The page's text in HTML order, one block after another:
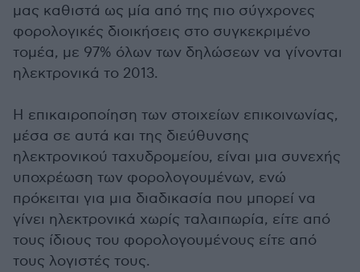
μας καθιστά ως μία από της πιο σύγχρονες
φορολογικές διοικήσεις στο συγκεκριμένο
τομέα, με 97% όλων των δηλώσεων να γίνονται
ηλεκτρονικά το 2013.
Η επικαιροποίηση των στοιχείων επικοινωνίας,
μέσα σε αυτά και της διεύθυνσης
ηλεκτρονικού ταχυδρομείου, είναι μια συνεχής
υποχρέωση των φορολογουμένων, ενώ
πρόκειται για μια διαδικασία που μπορεί να
γίνει ηλεκτρονικά χωρίς ταλαιπωρία, είτε από
τους ίδιους του φορολογουμένους είτε από
τους λογιστές τους.